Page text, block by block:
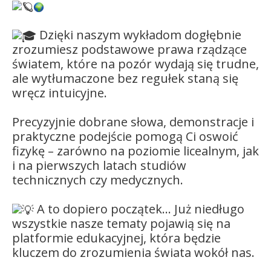
Dzięki naszym wykładom dogłębnie
zrozumiesz podstawowe prawa rządzące
światem, które na pozór wydają się trudne,
ale wytłumaczone bez regułek staną się
wręcz intuicyjne.
Precyzyjnie dobrane słowa, demonstracje i
praktyczne podejście pomogą Ci oswoić
fizykę – zarówno na poziomie licealnym, jak
i na pierwszych latach studiów
technicznych czy medycznych.
A to dopiero początek… Już niedługo
wszystkie nasze tematy pojawią się na
platformie edukacyjnej, która będzie
kluczem do zrozumienia świata wokół nas.